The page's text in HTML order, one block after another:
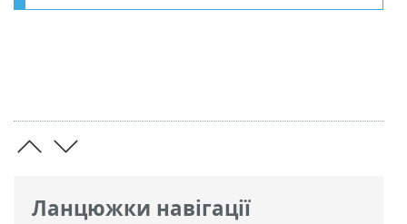
Ланцюжки навігації